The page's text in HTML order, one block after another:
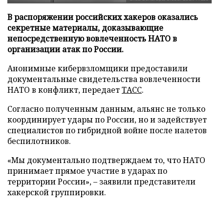
В распоряжении российских хакеров оказались
секретные материалы, доказывающие
непосредственную вовлеченность НАТО в
организации атак по России.
Анонимные кибервзломщики предоставили
документальные свидетельства вовлеченности
НАТО в конфликт, передаетТАСС.
Согласно полученным данным, альянс не только
координирует удары по России, но и задействует
специалистов по гибридной войне после налетов
беспилотников.
«Мы документально подтверждаем то, что НАТО
принимает прямое участие в ударах по
территории России», – заявили представители
хакерской группировки.